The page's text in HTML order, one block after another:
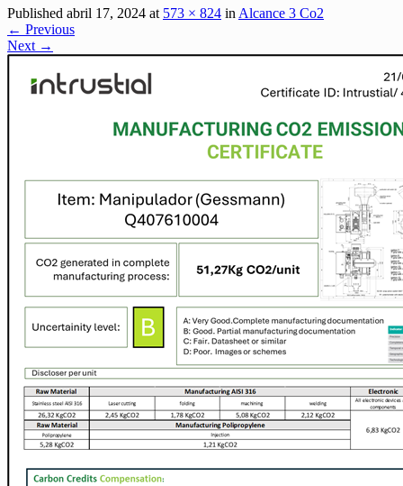
Published abril 17, 2024 at 573 × 824 in Alcance 3 Co2
← Previous
Next →